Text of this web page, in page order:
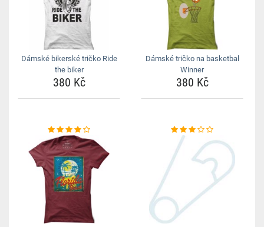
Dámské bikerské tričko Ride
the biker
380 Kč
Dámské tričko na basketbal
Winner
380 Kč